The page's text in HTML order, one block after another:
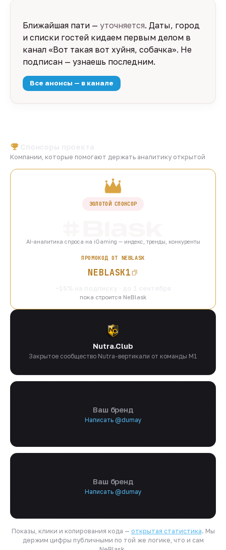
Ближайшая пати — уточняется. Даты, город
и списки гостей кидаем первым делом в
канал «Вот такая вот хуйня, собачка». Не
подписан — узнаешь последним.
Все анонсы — в канале
Компании, которые помогают держать аналитику открытой
ЗОЛОТОЙ СПОНСОР
AI-аналитика спроса на iGaming — индекс, тренды, конкуренты
ПРОМОКОД ОТ NEBLASK
NEBLASK1
пока строится NeBlask
Nutra.Club
Закрытое сообщество Nutra-вертикали от команды M1
Ваш бренд
Написать @dumay
Ваш бренд
Написать @dumay
Показы, клики и копирования кода — открытая статистика. Мы
держим цифры публичными по той же логике, что и сам